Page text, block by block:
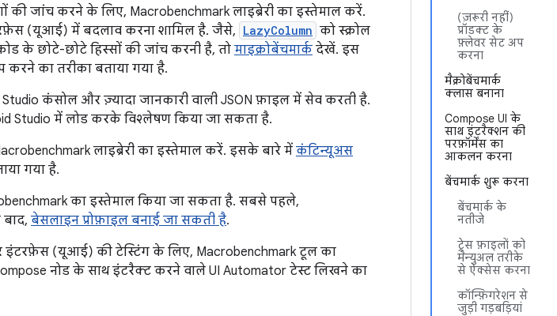
(ज़रूरी नहीं)
प्रॉडक्ट के
फ़्लेवर सेट अप
करना
मैक्रोबेंचमार्क
क्लास बनाना
Compose UI के
साथ इंटरैक्शन की
परफ़ॉर्मेंस का
आकलन करना
बेंचमार्क शुरू करना
बेंचमार्क के
नतीजे
ट्रेस फ़ाइलों को
मैन्युअल तरीके
से ऐक्सेस करना
कॉन्फ़िगरेशन से
जुड़ी गड़बड़ियां
जांच करने के लिए, Macrobenchmark लाइब्रेरी का इस्तेमाल करें.
(यूआई) में बदलाव करना शामिल है. जैसे, LazyColumn को स्क्रोल
के छोटे-छोटे हिस्सों की जांच करनी है, तो माइक्रोबेंचमार्क देखें. इस
करने का तरीका बताया गया है.
Studio कंसोल और ज़्यादा जानकारी वाली JSON फ़ाइल में सेव करती है.
Studio में लोड करके विश्लेषण किया जा सकता है.
लाइब्रेरी का इस्तेमाल करें. इसके बारे मेंकंटिन्यूअस
गया है.
का इस्तेमाल किया जा सकता है. सबसे पहले,
बेसलाइन प्रोफ़ाइल बनाई जा सकती है.
इंटरफ़ेस (यूआई) की टेस्टिंग के लिए, Macrobenchmark टूल का
नोड के साथ इंटरैक्ट करने वाले UI Automator टेस्ट लिखने का